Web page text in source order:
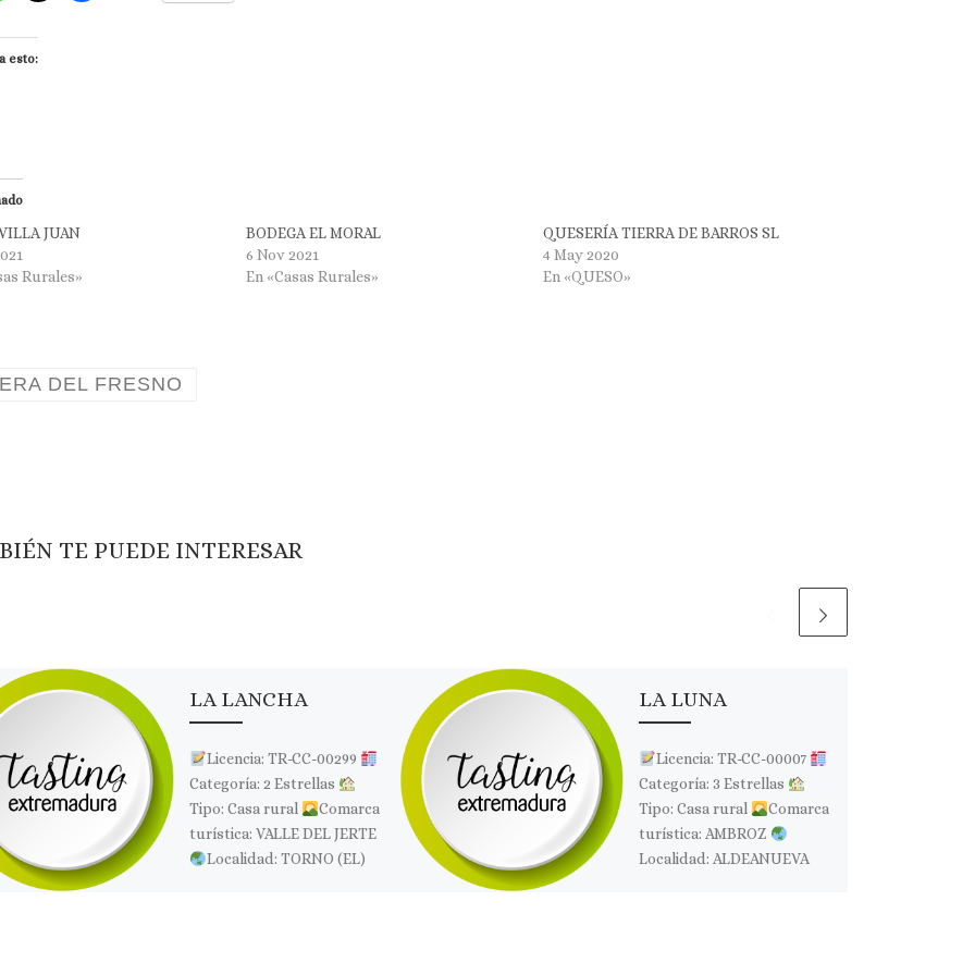
esto:
JUAN
Rurales»
BODEGA EL MORAL
6 Nov 2021
En «Casas Rurales»
QUESERÍA TIERRA DE BARROS SL
4 May 2020
En «QUESO»
DEL FRESNO
TE PUEDE INTERESAR
LA LANCHA
Licencia: TR-CC-00299
Categoría: 2 Estrellas
Tipo: Casa rural
Comarca
turística: VALLE DEL JERTE
Localidad: TORNO (EL)
LA LUNA
Licencia: TR-CC-00007
Categoría: 3 Estrellas
Tipo: Casa rural
Comarca
turística: AMBROZ
Localidad: ALDEANUEVA